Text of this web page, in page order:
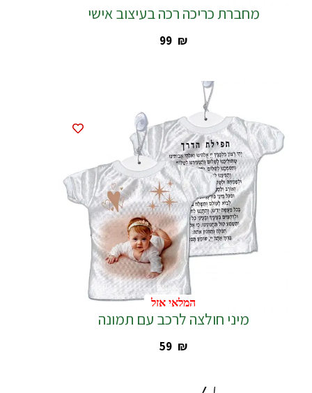
מחברת כריכה רכה בעיצוב אישי
‎99 ₪
המלאי אזל
המלאי אזל
מיני חולצה לרכב עם תמונה
‎59 ₪